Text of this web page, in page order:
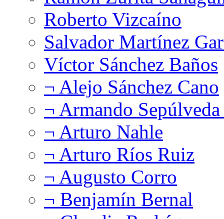
Roberto Vizcaíno
Salvador Martínez
Víctor Sánchez Baños
¬ Alejo Sánchez Cano
¬ Armando
¬ Arturo Nahle
¬ Arturo Ríos Ruiz
¬ Augusto Corro
¬ Benjamín Bernal